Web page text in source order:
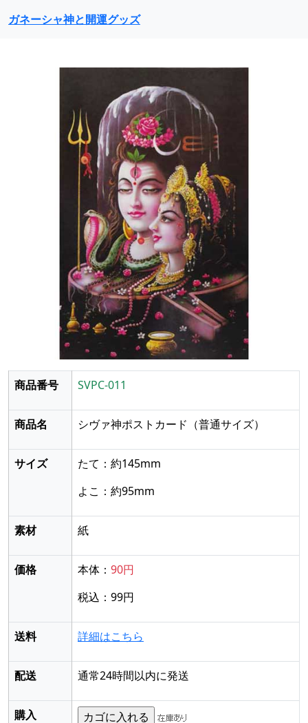
ガネーシャ神と開運グッズ
商品番号 SVPC-011
商品名 シヴァ神ポストカード （普通サイズ）
サイズ
たて：約145mm
よこ：約95mm
素材 紙
価格 本体： 90円
税込：99円
送料 詳細はこちら
配送 通常24時間以内に発送
購入